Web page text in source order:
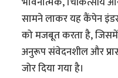
सामने लाकर यह कैंपेन
को मजबूत करता है,
अनुरूप संवेदनशील और
जोर दिया गया है।